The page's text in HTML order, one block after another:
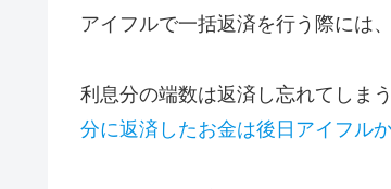
アイフルで一括返済を行う際には
利息分の端数は返済し忘れてしま
分に返済したお金は後日アイフル